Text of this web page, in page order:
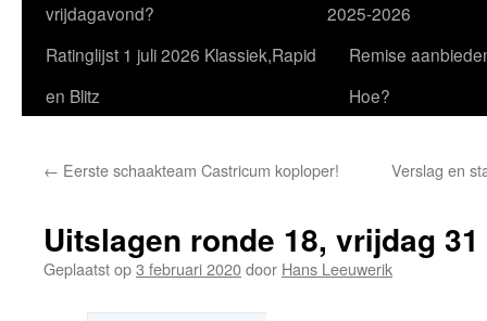
vrijdagavond?
2025-2026
Ratinglijst 1 juli 2026 Klassiek,Rapid
en Blitz
Remise
Hoe?
← Eerste schaakteam Castricum koploper! Verslag en
Uitslagen ronde 18, vrijdag
Geplaatst op3 februari 2020door Hans Leeuwerik